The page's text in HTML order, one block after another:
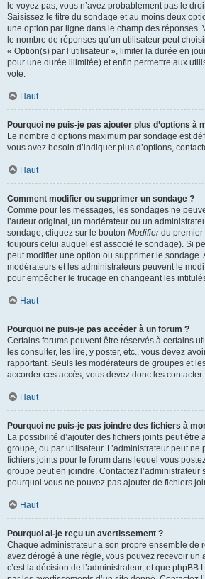
le voyez pas, vous n’avez probablement pas le
Saisissez le titre du sondage et au moins deux
une option par ligne dans le champ des réponses.
le nombre de réponses qu’un utilisateur peut
« Option(s) par l’utilisateur », limiter la durée en
pour une durée illimitée) et enfin permettre aux
vote.
Haut
Pourquoi ne puis-je pas ajouter plus d’options à
Le nombre d’options maximum par sondage est
vous avez besoin d’indiquer plus d’options,
Haut
Comment modifier ou supprimer un sondage ?
Comme pour les messages, les sondages ne
l’auteur original, un modérateur ou un
sondage, cliquez sur le bouton Modifierdu premier
toujours celui auquel est associé le sondage). Si
peut modifier une option ou supprimer le sondage.
modérateurs et les administrateurs peuvent le
pour empêcher le trucage en changeant les
Haut
Pourquoi ne puis-je pas accéder à un forum ?
Certains forums peuvent être réservés à certains
les consulter, les lire, y poster, etc., vous devez
rapportant. Seuls les modérateurs de groupes et
accorder ces accès, vous devez donc les contacter.
Haut
Pourquoi ne puis-je pas joindre des fichiers à
La possibilité d’ajouter des fichiers joints peut être
groupe, ou par utilisateur. L’administrateur peut ne
fichiers joints pour le forum dans lequel vous
groupe peut en joindre. Contactez l’administrateur
pourquoi vous ne pouvez pas ajouter de fichiers
Haut
Pourquoi ai-je reçu un avertissement ?
Chaque administrateur a son propre ensemble de
avez dérogé à une règle, vous pouvez recevoir un
c’est la décision de l’administrateur, et que phpBB